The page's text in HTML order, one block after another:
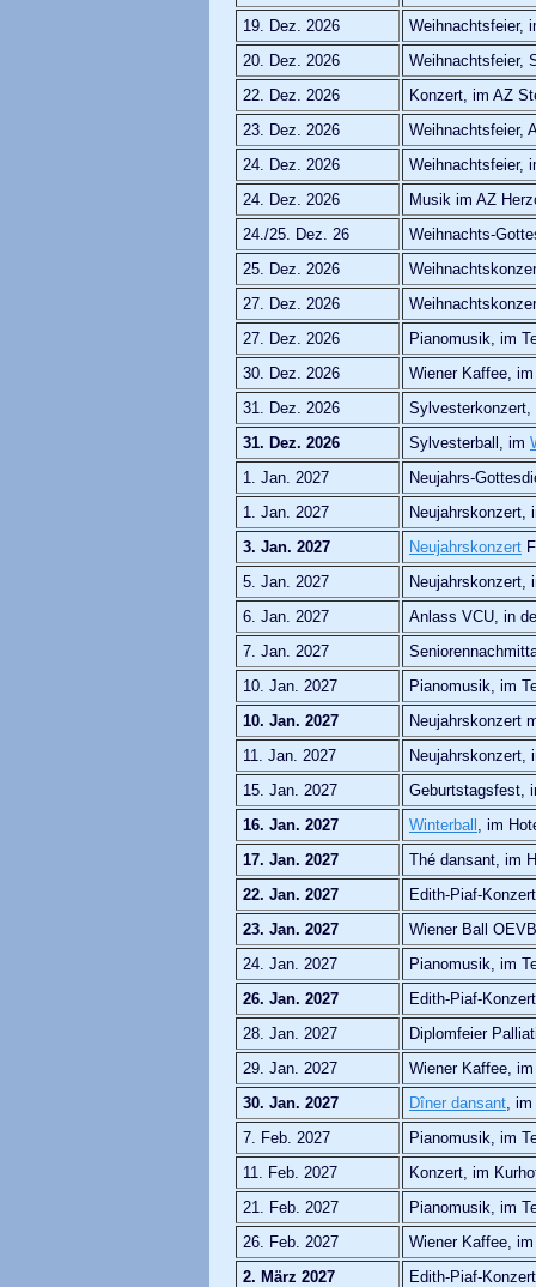
19. Dez. 2026
Weihnachtsfeier,
20. Dez. 2026
Weihnachtsfeier,
22. Dez. 2026
Konzert, im AZ
23. Dez. 2026
Weihnachtsfeier,
24. Dez. 2026
Weihnachtsfeier,
24. Dez. 2026
Musik im AZ
24./25. Dez. 26
Weihnachts-
25. Dez. 2026
27. Dez. 2026
27. Dez. 2026
Pianomusik, im
30. Dez. 2026
Wiener Kaffee,
31. Dez. 2026
Sylvesterkonzert,
31. Dez. 2026
Sylvesterball, im
1. Jan. 2027
Neujahrs-
1. Jan. 2027
Neujahrskonzert,
3. Jan. 2027
Neujahrskonzert
5. Jan. 2027
Neujahrskonzert,
6. Jan. 2027
Anlass VCU, in
7. Jan. 2027
10. Jan. 2027
Pianomusik, im
10. Jan. 2027
Neujahrskonzert
11. Jan. 2027
Neujahrskonzert,
15. Jan. 2027
Geburtstagsfest,
16. Jan. 2027
Winterball , im
17. Jan. 2027
Thé dansant, im
22. Jan. 2027
Edith-Piaf-
23. Jan. 2027
Wiener Ball
24. Jan. 2027
Pianomusik, im
26. Jan. 2027
Edith-Piaf-
28. Jan. 2027
Diplomfeier
29. Jan. 2027
Wiener Kaffee,
30. Jan. 2027
Dîner dansant ,
7. Feb. 2027
Pianomusik, im
11. Feb. 2027
Konzert, im
21. Feb. 2027
Pianomusik, im
26. Feb. 2027
Wiener Kaffee,
2. März 2027
Edith-Piaf-